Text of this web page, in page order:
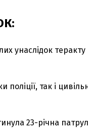
унаслідок теракту
так і
23-річна